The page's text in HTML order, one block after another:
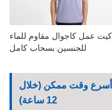
عمل كاجوال مقاوم للماء
للجنسين بسحاب كامل
وقت ممكن (خلال
12 ساعة)